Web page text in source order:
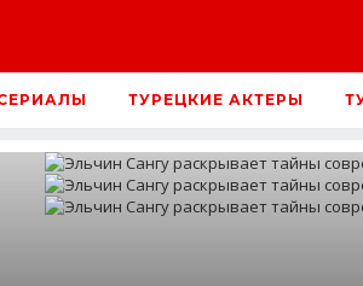
ТУРЕЦКИЕ АКТЕРЫ